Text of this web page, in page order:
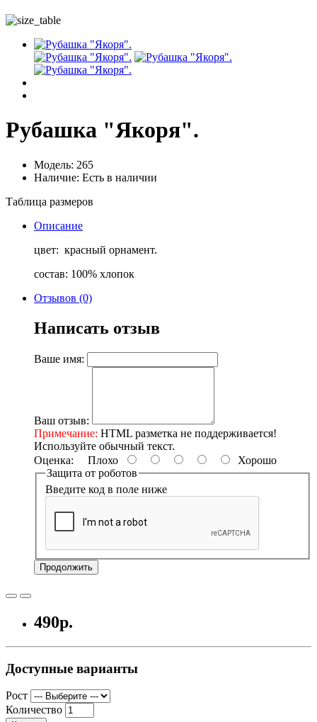
Рубашка "Якоря".
Модель: 265
Наличие: Есть в наличии
Таблица размеров
Описание
цвет: красный орнамент.
состав: 100% хлопок
Отзывов (0)
Написать отзыв
Ваше имя:
Ваш отзыв:
Примечание: HTML разметка не поддерживается!
Используйте обычный текст.
Оценка: Плохо
Хорошо
Защита от роботов
Введите код в поле ниже
Продолжить
490р.
Доступные варианты
Рост
Количество